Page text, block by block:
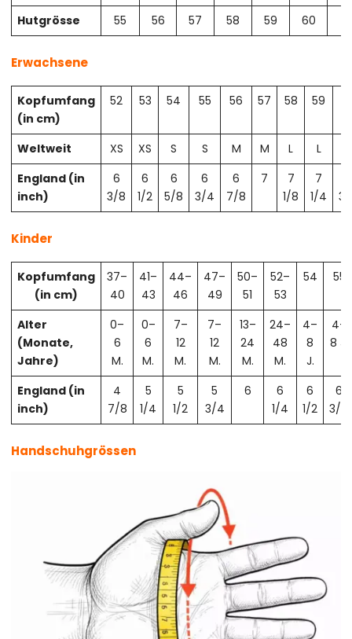
Hutgrösse
55 56 57 58 59 60
Erwachsene
Kopfumfang
(in cm)
52 53 54 55 56 57 58 59
Weltweit XS XS S S M M L L
England (in
inch)
6
3/8
6
1/2
6
5/8
6
3/4
6
7/8
7
7
1/8
7
1/4
Kinder
Kopfumfang
(in cm)
37–
40
41–
43
44–
46
47–
49
50–
51
52–
53
54 55
Alter
(Monate,
Jahre)
0–
6
M.
0–
6
M.
7–
12
M.
7–
12
M.
13–
24
M.
24–
48
M.
4–
8
J.
4–
8 J.
England (in
inch)
4
7/8
5
1/4
5
1/2
5
3/4
6
6
1/4
6
1/2
6
3/4
Handschuhgrössen